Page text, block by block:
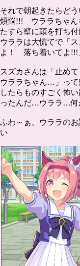
それで朝起きたらど
煩悩!!! ウララちゃん
たすら壁に頭を打ち
ウララは大慌てで「
よ！ 落ち着いてよ!!!
スズカさんは「止め
ウララちゃん…」って
したらものすごく怖
ったんだ…ウララ…何
ふわ～ぁ、ウララの
い